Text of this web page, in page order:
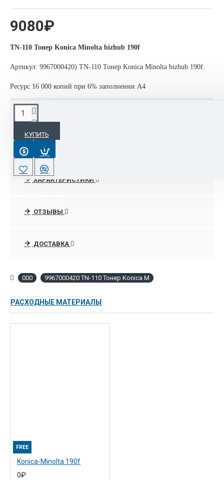
9080₽
TN-110 Тонер Konica Minolta bizhub 190f
Артикул: 9967000420) TN-110 Тонер Konica Minolta bizhub 190f.
Ресурс 16 000 копий при 6% заполнении А4
КУПИТЬ
ОПИСАНИЕ
- 90% оргтехники, расходных материалов и запчастей Konica
Minolta всегда есть в наличии на складе в Москве.
- Срочная поставка раритетных позиций под заказ от 14-21
дней, при наличии в Европе.
производства с завода из Японии.
магазине расходных материалов и опций
ХАРАКТЕРИСТИКИ
ОТЗЫВЫ
ДОСТАВКА
000 9967000420 TN-110 Тонер Konica M
РАСХОДНЫЕ МАТЕРИАЛЫ
FREE
Konica-Minolta 190f
0₽